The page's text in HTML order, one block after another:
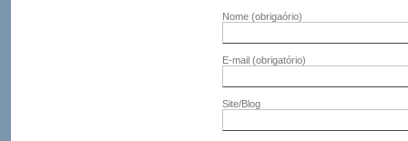
Nome (obrigaório)
E-mail (obrigatório)
Site/Blog